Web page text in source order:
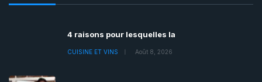
4 raisons pour lesquelles la
CUISINE ET VINS Août 8, 2026